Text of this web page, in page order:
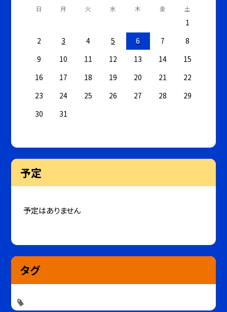
日 月 火 水 木 金 土
1
2
3 4 5 6 7
8
9
10 11 12 13 14
15
16
17 18 19 20 21
22
23
24 25 26 27 28
29
30
31
予定
予定はありません
タグ